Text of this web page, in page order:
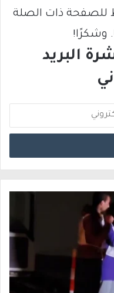
للصفحة ذات الصلة
وشكرًا!
البريد